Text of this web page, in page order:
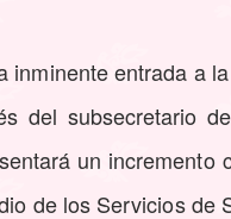
inminente entrada a
del subsecretario
un
de los Servicios